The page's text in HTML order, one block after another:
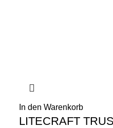
In den Warenkorb
LITECRAFT